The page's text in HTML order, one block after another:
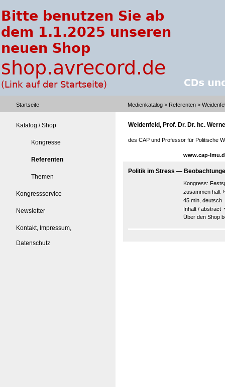
Startseite Medienkatalog > Referenten >
Katalog / Shop
Kongresse
Referenten
Themen
Kongressservice
Newsletter
Kontakt, Impressum,
Datenschutz
Weidenfeld, Prof. Dr. Dr. hc.
des CAP und Professor für Politische
www.cap-
Politik im Stress —
Kongress:
zusammen hält
45 min, deutsch
Inhalt / abstract
Über den Shop